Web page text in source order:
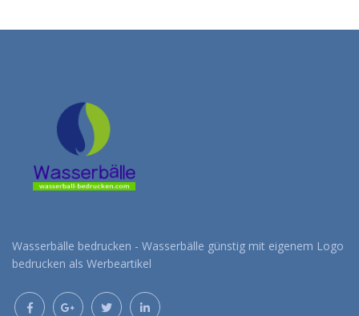
Wasserbälle bedrucken - Wasserbälle günstig mit eigenem Logo
bedrucken als Werbeartikel